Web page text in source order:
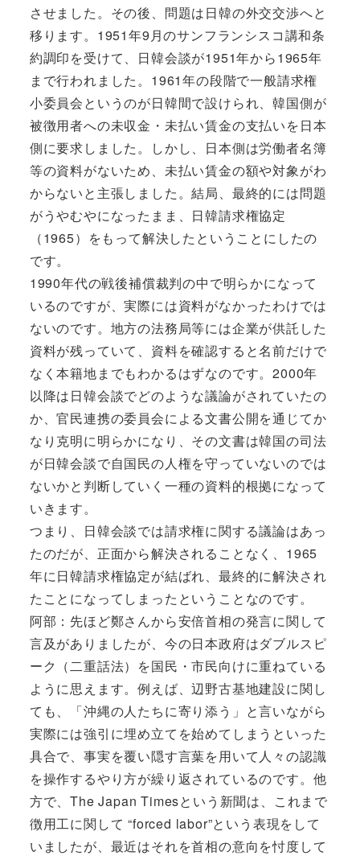
させました。その後、問題は日韓の外交交渉へと
移ります。1951年9月のサンフランシスコ講和条
約調印を受けて、日韓会談が1951年から1965年
まで行われました。1961年の段階で一般請求権
小委員会というのが日韓間で設けられ、韓国側が
被徴用者への未収金・未払い賃金の支払いを日本
側に要求しました。しかし、日本側は労働者名簿
等の資料がないため、未払い賃金の額や対象がわ
からないと主張しました。結局、最終的には問題
がうやむやになったまま、日韓請求権協定
（1965）をもって解決したということにしたの
です。
1990年代の戦後補償裁判の中で明らかになって
いるのですが、実際には資料がなかったわけでは
ないのです。地方の法務局等には企業が供託した
資料が残っていて、資料を確認すると名前だけで
なく本籍地までもわかるはずなのです。2000年
以降は日韓会談でどのような議論がされていたの
か、官民連携の委員会による文書公開を通じてか
なり克明に明らかになり、その文書は韓国の司法
が日韓会談で自国民の人権を守っていないのでは
ないかと判断していく一種の資料的根拠になって
いきます。
つまり、日韓会談では請求権に関する議論はあっ
たのだが、正面から解決されることなく、1965
年に日韓請求権協定が結ばれ、最終的に解決され
たことになってしまったということなのです。
阿部：先ほど鄭さんから安倍首相の発言に関して
言及がありましたが、今の日本政府はダブルスピ
ーク（二重話法）を国民・市民向けに重ねている
ように思えます。例えば、辺野古基地建設に関し
ても、「沖縄の人たちに寄り添う」と言いながら
実際には強引に埋め立てを始めてしまうといった
具合で、事実を覆い隠す言葉を用いて人々の認識
を操作するやり方が繰り返されているのです。他
方で、The Japan Timesという新聞は、これまで
徴用工に関して “forced labor”という表現をして
いましたが、最近はそれを首相の意向を忖度して